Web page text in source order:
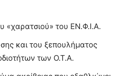
«χαρατσιού» του ΕΝ.Φ.Ι.Α.
και του ξεπουλήματος
των Ο.Τ.Α.